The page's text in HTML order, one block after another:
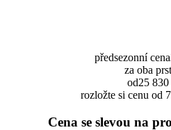
předsezonní cena
za oba
od25
rozložte si cenu od
Cena se slevou na